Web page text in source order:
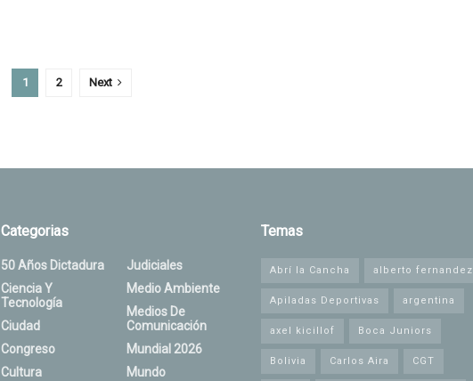
1 2 Next
Categorias
50 Años Dictadura
Ciencia Y
Tecnología
Ciudad
Congreso
Cultura
Judiciales
Medio Ambiente
Medios De
Comunicación
Mundial 2026
Mundo
Temas
Abrí la Cancha alberto fernandez
Apiladas Deportivas argentina
axel kicillof Boca Juniors
Bolivia Carlos Aira CGT